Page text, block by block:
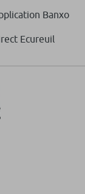
Banxo
Ecureuil